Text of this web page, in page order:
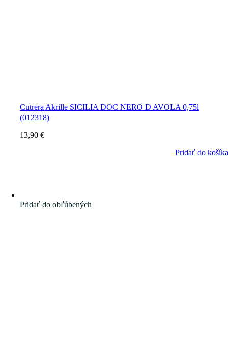
Cutrera Akrille SICILIA DOC NERO D AVOLA 0,75l
(012318)
13,90€
Pridať do košíka
Pridať do obľúbených